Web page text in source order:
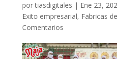
portiasdigitales | Ene 23,
Exito empresarial, Fabricas
Comentarios